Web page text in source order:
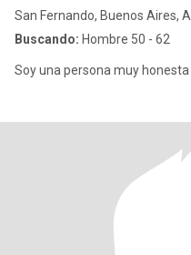
San Fernando, Buenos Aires,
Buscando: Hombre 50 - 62
Soy una persona muy